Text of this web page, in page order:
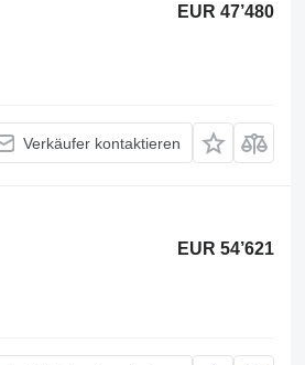
EUR 47’480
Verkäufer kontaktieren
EUR 54’621